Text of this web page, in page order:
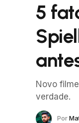
5
Novo
verdade.
Por